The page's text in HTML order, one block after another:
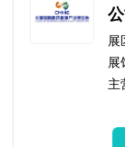
展
展
主